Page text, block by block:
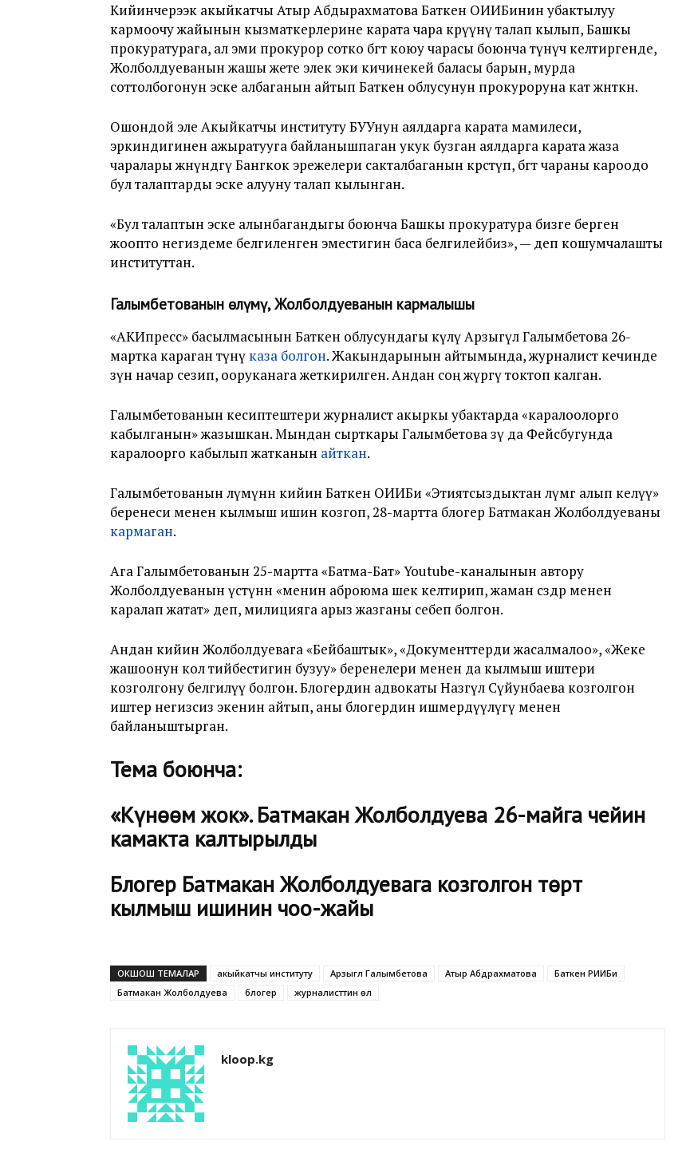
Кийинчерээк акыйкатчы Атыр Абдырахматова Баткен ОИИБинин убактылуу
кармоочу жайынын кызматкерлерине карата чара көрүүнү талап кылып, Башкы
прокуратурага, ал эми прокурор сотко бөгөт коюу чарасы боюнча өтүнүч келтиргенде,
Жолболдуеванын жашы жете элек эки кичинекей баласы барын, мурда
соттолбогонун эске албаганын айтып Баткен облусунун прокуроруна кат жөнөткөн.
Ошондой эле Акыйкатчы институту БУУнун аялдарга карата мамилеси,
эркиндигинен ажыратууга байланышпаган укук бузган аялдарга карата жаза
чаралары жөнүндөгү Бангкок эрежелери сакталбаганын көрсөтүп, бөгөт чараны кароодо
бул талаптарды эске алууну талап кылынган.
«Бул талаптын эске алынбагандыгы боюнча Башкы прокуратура бизге берген
жоопто негиздеме белгиленген эместигин баса белгилейбиз», — деп кошумчалашты
институттан.
Галымбетованын өлүмү, Жолболдуеванын кармалышы
«АКИпресс» басылмасынын Баткен облусундагы өкүлү Арзыгүл Галымбетова 26-
мартка караган түнү каза болгон. Жакындарынын айтымында, журналист кечинде
өзүн начар сезип, ооруканага жеткирилген. Андан соң жүрөгү токтоп калган.
Галымбетованын кесиптештери журналист акыркы убактарда «каралоолорго
кабылганын» жазышкан. Мындан сырткары Галымбетова өзү да Фейсбугунда
каралоорго кабылып жатканын айткан.
Галымбетованын өлүмүнөн кийин Баткен ОИИБи «Этиятсыздыктан өлүмгө алып келүү»
беренеси менен кылмыш ишин козгоп, 28-мартта блогер Батмакан Жолболдуеваны
кармаган.
Ага Галымбетованын 25-мартта «Батма-Бат» Youtube-каналынын автору
Жолболдуеванын үстүнөн «менин аброюма шек келтирип, жаман сөздөр менен
каралап жатат» деп, милицияга арыз жазганы себеп болгон.
Андан кийин Жолболдуевага «Бейбаштык», «Документтерди жасалмалоо», «Жеке
жашоонун кол тийбестигин бузуу» беренелери менен да кылмыш иштери
козголгону белгилүү болгон. Блогердин адвокаты Назгүл Сүйунбаева козголгон
иштер негизсиз экенин айтып, аны блогердин ишмердүүлүгү менен
байланыштырган.
Тема боюнча:
«Күнөөм жок». Батмакан Жолболдуева 26-майга чейин
камакта калтырылды
Блогер Батмакан Жолболдуевага козголгон төрт
кылмыш ишинин чоо-жайы
ОКШОШ ТЕМАЛАР акыйкатчы институту Арзыгүл Галымбетова Атыр Абдрахматова
Баткен РИИБи
Батмакан Жолболдуева
блогер журналисттин өл
kloop.kg